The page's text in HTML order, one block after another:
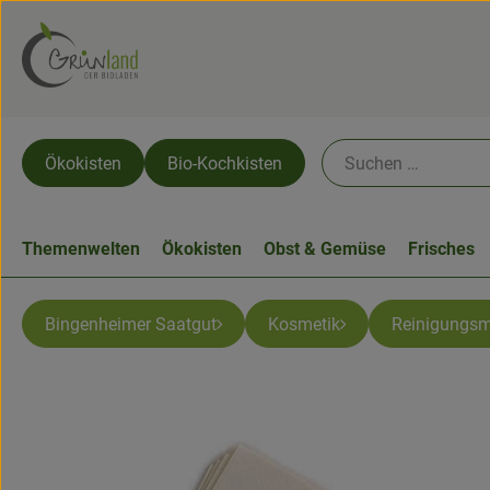
Ökokisten Bio-Kochkisten
Themenwelten Ökokisten Obst & Gemüse Frisches
Bingenheimer Saatgut Kosmetik